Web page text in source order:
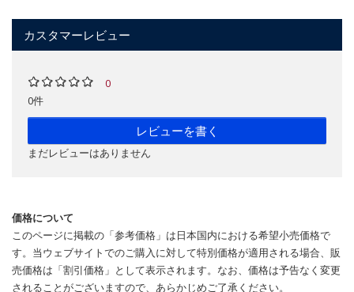
カスタマーレビュー
0
0件
レビューを書く
まだレビューはありません
価格について
このページに掲載の「参考価格」は日本国内における希望小売価格で
す。当ウェブサイトでのご購入に対して特別価格が適用される場合、販
売価格は「割引価格」として表示されます。なお、価格は予告なく変更
されることがございますので、あらかじめご了承ください。